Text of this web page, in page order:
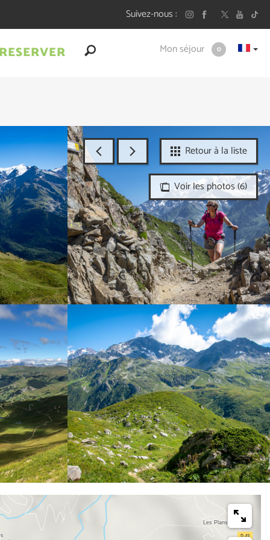
Suivez-nous
Mon séjour 0
Voir les photos (6)
Retour à la liste